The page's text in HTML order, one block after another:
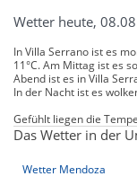
Wetter heute,
In Villa Serrano ist es
11°C. Am Mittag ist es
Abend ist es in Villa
In der Nacht ist es
Gefühlt liegen die
Das Wetter in der
Wetter Mendoza